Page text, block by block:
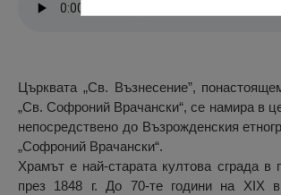
Църквата „Св. Възнесение”,
„Св. Софроний Врачански“, се намира в
непосредствено до Възрожденския
„Софроний Врачански“.
Храмът е най-старата култова сграда в
през 1848 г. До 70-те години на XIX